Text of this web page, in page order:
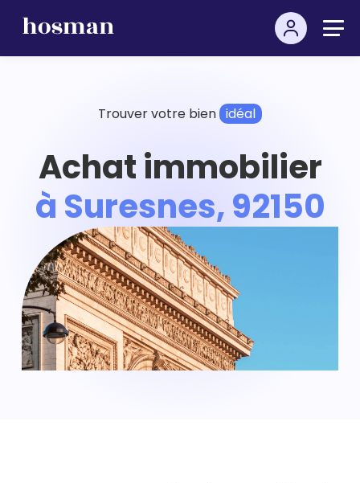
Trouver votre bien idéal
Achat immobilier
à Suresnes, 92150